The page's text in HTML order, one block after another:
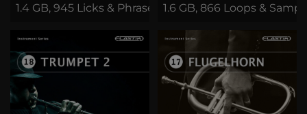
1.4 GB, 945 Licks & Phrases 1.6 GB, 866 Loops &